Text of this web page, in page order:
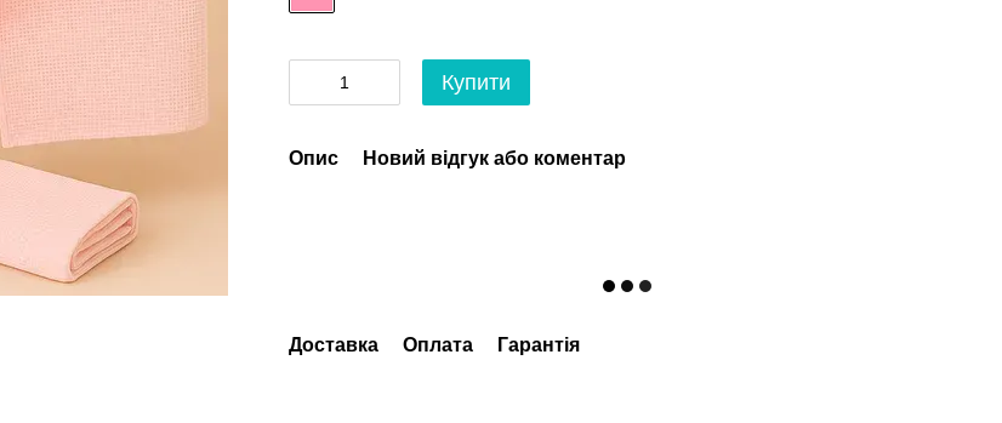
Купити
Опис Новий відгук або коментар
Доставка Оплата Гарантія